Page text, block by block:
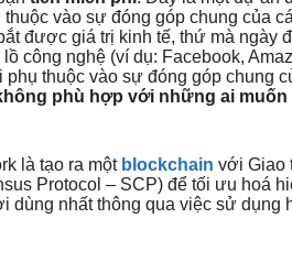
thuộc vào sự đóng góp chung của
được giá trị kinh tế, thứ mà ngày
công nghệ (ví dụ: Facebook,
phụ thuộc vào sự đóng góp chung
phù hợp với những ai muốn
là tạo ra một blockchain với Giao
Protocol – SCP) để tối ưu hoá
dùng nhất thông qua việc sử dụng